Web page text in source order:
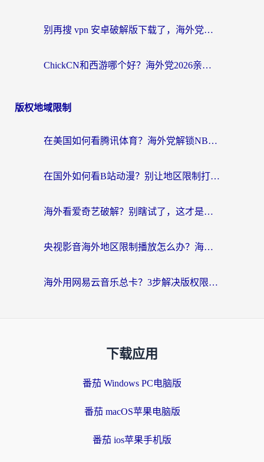
别再搜 vpn 安卓破解版下载了，海外党回国上网的正确姿势在这里
ChickCN和西游哪个好？海外党2026亲测回国加速器选择指南（附expressvpn中国对比）
版权地域限制
在美国如何看腾讯体育？海外党解锁NBA欧洲杯直播的终极攻略
在国外如何看B站动漫？别让地区限制打断你的追番节奏
海外看爱奇艺破解？别瞎试了，这才是留学生华人追剧看球的正确打开方式
央视影音海外地区限制播放怎么办？海外党亲测有效的回国加速指南
海外用网易云音乐总卡？3步解决版权限制+卡顿，还能听喜马拉雅！
下载应用
番茄 Windows PC电脑版
番茄 macOS苹果电脑版
番茄 ios苹果手机版